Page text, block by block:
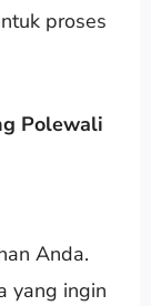
proses
Polewali
Anda.
yang ingin